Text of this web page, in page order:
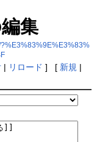
集
| リロード ] [ 新規 |